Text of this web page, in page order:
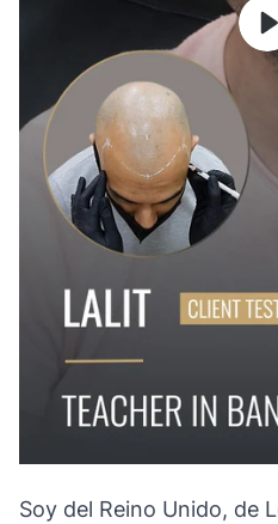
Soy del Reino Unido, de